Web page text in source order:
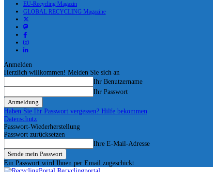
EU-Recycling Magazin
GLOBAL RECYCLING Magazine
Anmelden
Herzlich willkommen! Melden Sie sich an
Ihr Benutzername
Ihr Passwort
Haben Sie Ihr Passwort vergessen? Hilfe bekommen
Datenschutz
Passwort-Wiederherstellung
Passwort zurücksetzen
Ihre E-Mail-Adresse
Ein Passwort wird Ihnen per Email zugeschickt.